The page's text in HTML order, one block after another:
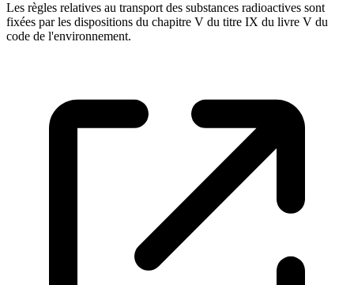
Les règles relatives au transport des substances radioactives sont
fixées par les dispositions du chapitre V du titre IX du livre V du
code de l'environnement.